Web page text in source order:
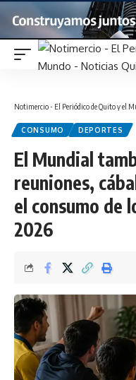
Notimercio - El Periódico de Quito y el
CONSUMO DEPORTES
El Mundial
reuniones,
el consumo de
2026